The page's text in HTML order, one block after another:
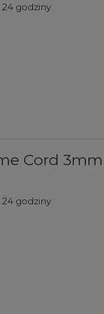
24 godziny
Cord
24 godziny